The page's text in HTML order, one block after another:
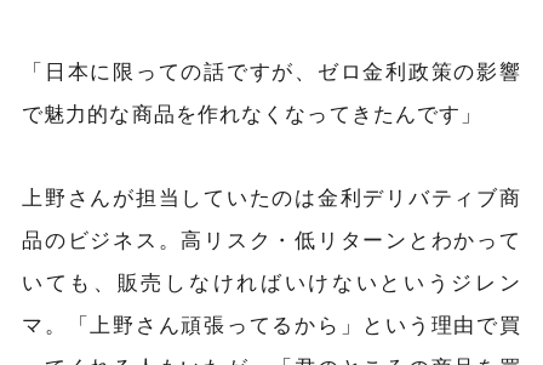
「日本に限っての話ですが、ゼロ金利政策の影響
で魅力的な商品を作れなくなってきたんです」
上野さんが担当していたのは金利デリバティブ商
品のビジネス。高リスク・低リターンとわかって
いても、販売しなければいけないというジレン
マ。「上野さん頑張ってるから」という理由で買